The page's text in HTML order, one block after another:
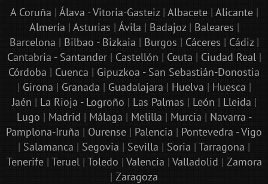
A Coruña | Álava - Vitoria-Gasteiz| Albacete| Alicante|
Almería | Asturias | Ávila | Badajoz| Baleares |
Barcelona | Bilbao - Bizkaia | Burgos | Cáceres | Cádiz|
Cantabria - Santander| Castellón | Ceuta | Ciudad Real |
Córdoba | Cuenca | Gipuzkoa - San Sebastián-Donostia
| Girona | Granada | Guadalajara | Huelva | Huesca |
Jaén | La Rioja - Logroño | Las Palmas | León | Lleida |
Lugo | Madrid | Málaga | Melilla | Murcia | Navarra -
Pamplona-Iruña | Ourense | Palencia | Pontevedra - Vigo
| Salamanca | Segovia | Sevilla | Soria | Tarragona |
Tenerife| Teruel | Toledo | Valencia | Valladolid | Zamora
| Zaragoza